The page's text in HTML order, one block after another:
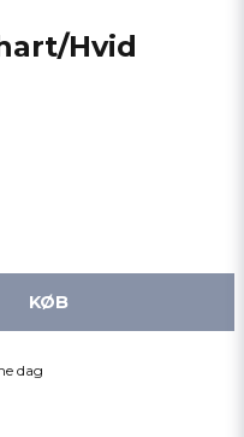
Hvid
KØB
dag